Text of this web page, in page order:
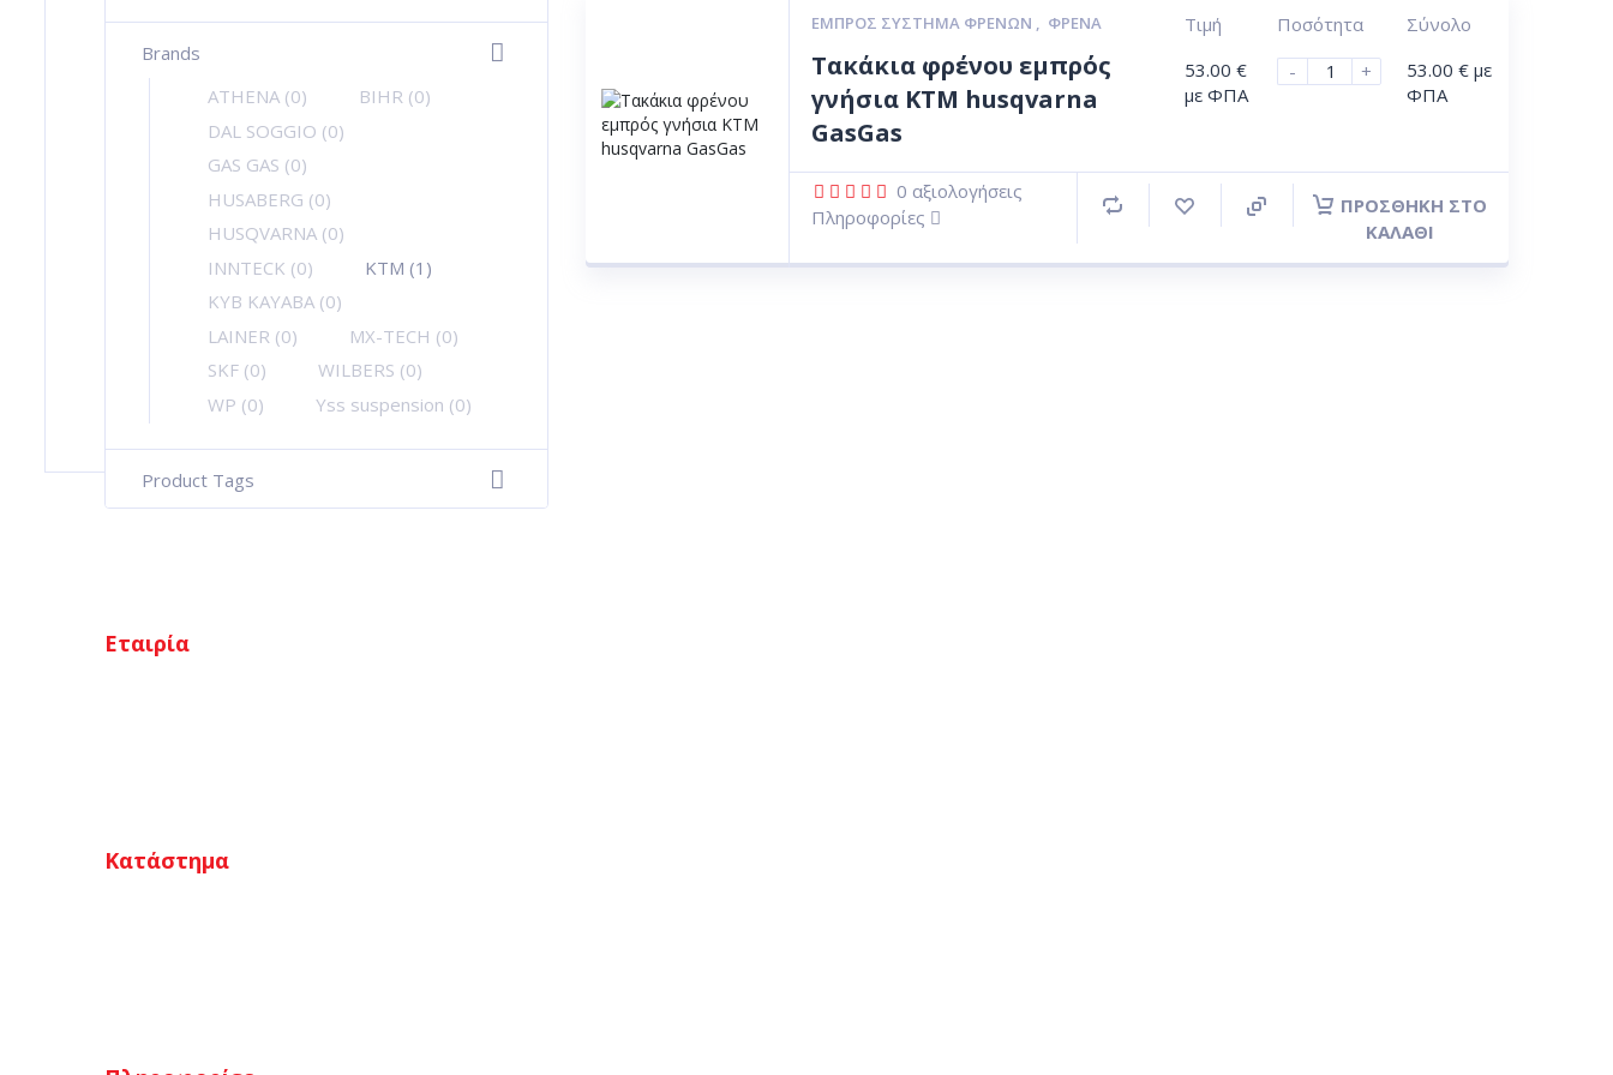
Brands
-
ATHENA (0) BIHR (0)
DAL SOGGIO (0)
GAS GAS (0)
HUSABERG (0)
HUSQVARNA (0)
INNTECK (0) KTM (1)
KYB KAYABA (0)
LAINER (0) MX-TECH (0)
SKF (0) WILBERS (0)
WP (0) Yss suspension (0)
Product Tags
+
ΕΜΠΡΌΣ ΣΎΣΤΗΜΑ ΦΡΈΝΩΝ , ΦΡΈΝΑ
Τακάκια φρένου εμπρός
γνήσια ΚΤΜ husqvarna
GasGas
Τιμή
53.00 €
με ΦΠΑ
Ποσότητα
-
+
Σύνολο
53.00€ με
ΦΠΑ
0 αξιολογήσεις
Πληροφορίες
ΠΡΟΣΘΉΚΗ ΣΤΟ
ΚΑΛΆΘΙ
Εταιρία
Κατάστημα